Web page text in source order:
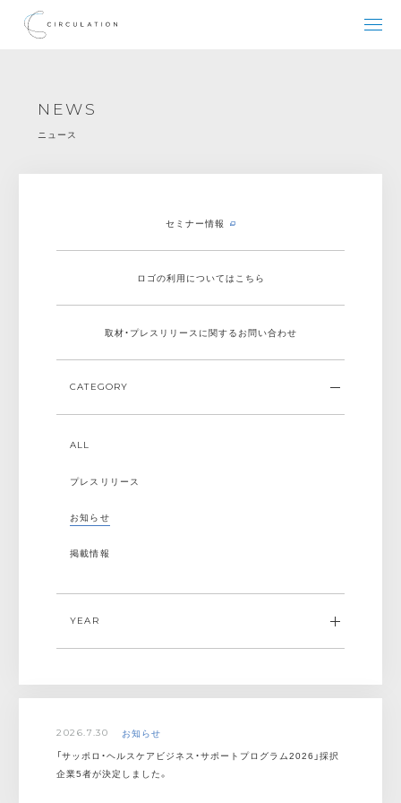
NEWS
ニュース
セミナー情報
ロゴの利用についてはこちら
取材・プレスリリースに関するお問い合わせ
CATEGORY
ALL
プレスリリース
お知らせ
掲載情報
YEAR
2025
2026.7.30
お知らせ
「サッポロ・ヘルスケアビジネス・サポートプログラム2026」採択
企業5者が決定しました。